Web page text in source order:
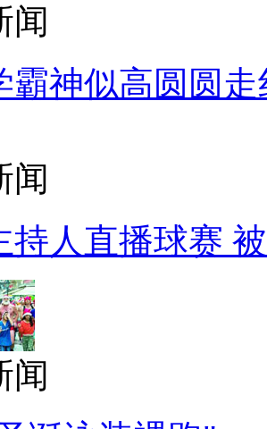
闻
霸神似高圆圆走
闻
持人直播球赛
闻